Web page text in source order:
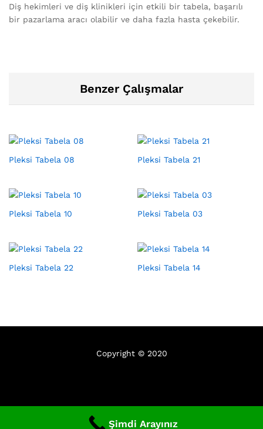
Diş hekimleri ve diş klinikleri için etkili bir tabela, başarılı
bir pazarlama aracı olabilir ve daha fazla hasta çekebilir.
Benzer Çalışmalar
Pleksi Tabela 08 Pleksi Tabela 21
Pleksi Tabela 10 Pleksi Tabela 03
Pleksi Tabela 22 Pleksi Tabela 14
Copyright © 2020
Şimdi Arayınız